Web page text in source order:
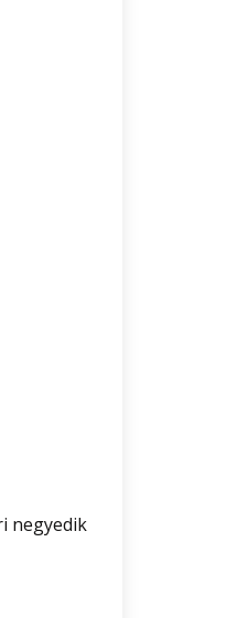
negyedik